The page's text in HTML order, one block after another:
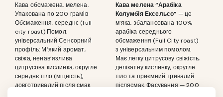
Кава обсмажена, мелена.
Упакована по 200 грамів
Обсмаження: середнє (full
city roast) Помол:
універсальний Сенсорний
профіль: М’який аромат,
свіжа, ненав’язлива
цитрусова кислинка, округле
середнє тіло (міцність),
довготривалий після смак.
Кава мелена “Арабіка
Колумбія Ексельсо” — це
м’яка, збалансована 100%
арабіка середнього
обсмаження (Full City roast)
з універсальним помолом.
Має легку цитрусову свіжість,
делікатну кислинку, округле
тіло та приємний тривалий
післясмак. Фасування — 200